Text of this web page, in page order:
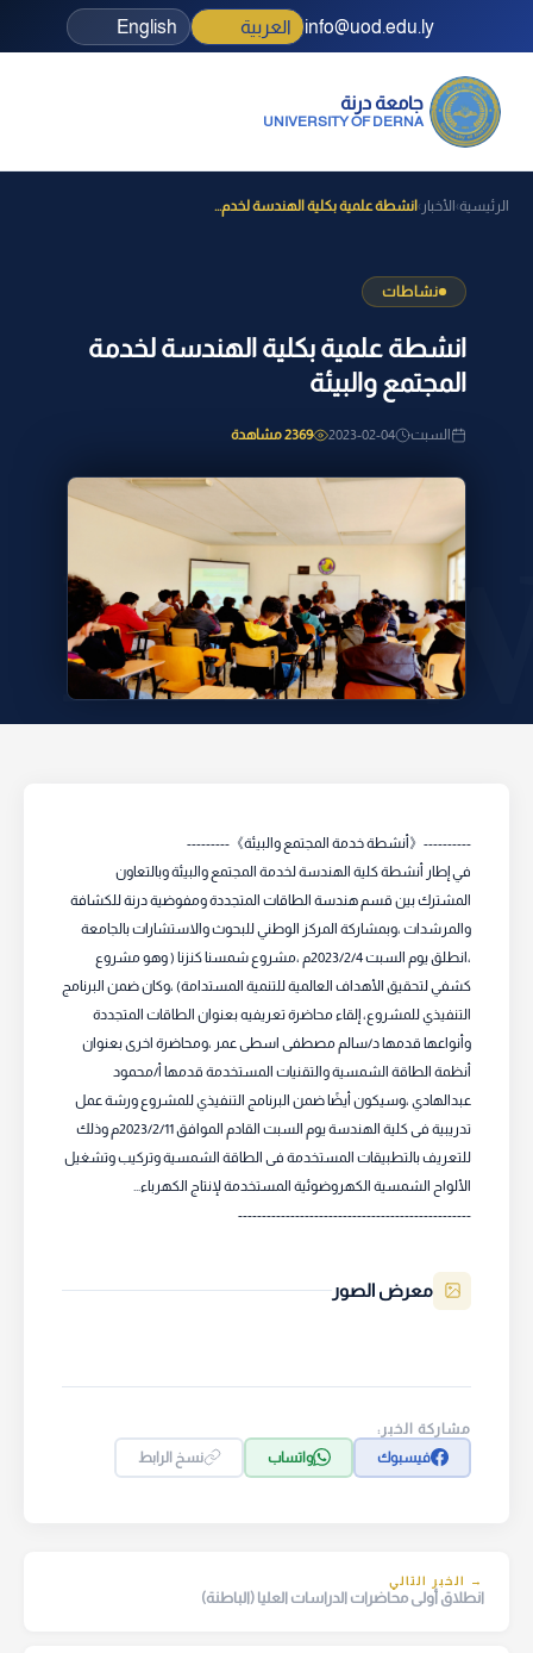
info@uod.edu.ly العربية English
جامعة درنة
UNIVERSITY OF DERNA
الرئيسية› الأخبار ›انشطة علمية بكلية الهندسة لخدم...
نشاطات
انشطة علمية بكلية الهندسة لخدمة
المجتمع والبيئة
السبت 2023-02-04 2369 مشاهدة
في إطار أنشطة كلية الهندسة لخدمة المجتمع والبيئة وبالتعاون
المشترك بين قسم هندسة الطاقات المتجددة ومفوضية درنة للكشافة
والمرشدات ،وبمشاركة المركز الوطني للبحوث والاستشارات بالجامعة
،انطلق يوم السبت 2023/2/4م ،مشروع شمسنا كنزنا ( وهو مشروع
كشفي لتحقيق الأهداف العالمية للتنمية المستدامة) ،وكان ضمن البرنامج
التنفيذي للمشروع، إلقاء محاضرة تعريفيه بعنوان الطاقات المتجددة
وأنواعها قدمها د/سالم مصطفى اسطى عمر ،ومحاضرة اخرى بعنوان
أنظمة الطاقة الشمسية والتقنيات المستخدمة قدمها أ/محمود
عبدالهادي ،وسيكون أيضًا ضمن البرنامج التنفيذي للمشروع ورشة عمل
تدريبية فى كلية الهندسة يوم السبت القادم الموافق 2023/2/11م وذلك
للتعريف بالتطبيقات المستخدمة فى الطاقة الشمسية وتركيب وتشغيل
-------------------------------------------------
معرض الصور
مشاركة الخبر:
فيسبوك
واتساب نسخ الرابط
→ الخبر التالي
انطلاق أولى محاضرات الدراسات العليا (الباطنة)